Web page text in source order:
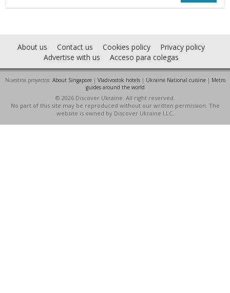
About us Contact us Cookies policy
Privacy policy
Advertise with us
Acceso para colegas
Nuestros proyectos: About Singapore| Vladivostok hotels| Ukraine National cuisine| Metro
guides around the world
© 2026 Discover Ukraine. All right reserved.
No part of this site may be reproduced without our written permission. The
website is owned by Discover Ukraine LLC.